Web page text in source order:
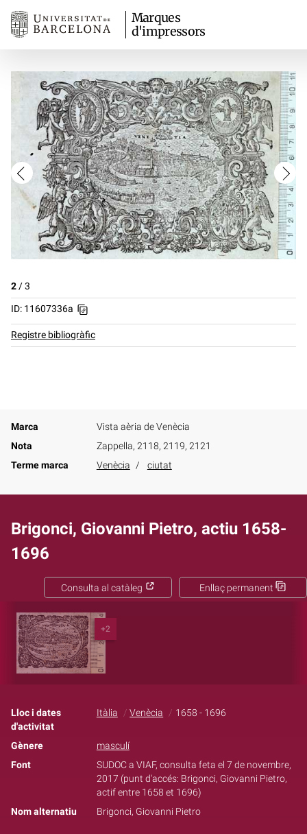
Marques
d'impressors
2/3
ID: 11607336a
Registre bibliogràfic
Marca
Vista aèria de Venècia
Nota
Zappella, 2118, 2119, 2121
Terme marca
Venècia ciutat
Brigonci, Giovanni Pietro, actiu 1658-
1696
Enllaç permanent
Consulta al catàleg
+2
Lloc i dates
d'activitat
Itàlia Venècia 1658 - 1696
Gènere
masculí
Font
SUDOC a VIAF, consulta feta el 7 de novembre,
2017 (punt d'accés: Brigonci, Giovanni Pietro,
actif entre 1658 et 1696)
Nom alternatiu
Brigonci, Giovanni Pietro